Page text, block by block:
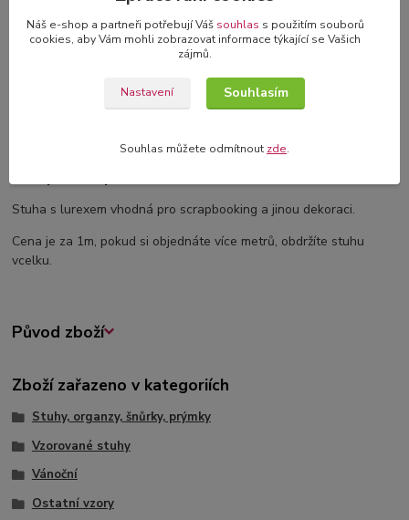
Stuha s lurexem vhodná pro scrapbooking a jinou dekoraci.
Cena je za 1m, pokud si objednáte více metrů, obdržíte stuhu
vcelku.
Původ zboží
Zboží zařazeno v kategoriích
Stuhy, organzy, šnůrky, prýmky
Vzorované stuhy
Vánoční
Ostatní vzory
Náš e-shop a partneři potřebují Váš souhlas s použitím souborů
cookies, aby Vám mohli zobrazovat informace týkající se Vašich
zájmů.
Nastavení Souhlasím
Souhlas můžete odmítnout zde.